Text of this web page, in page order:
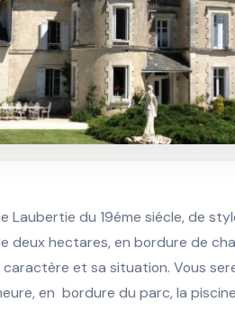
Laubertie du 19éme siécle, de
deux hectares, en bordure de
et sa situation. Vous
en  bordure du parc, la